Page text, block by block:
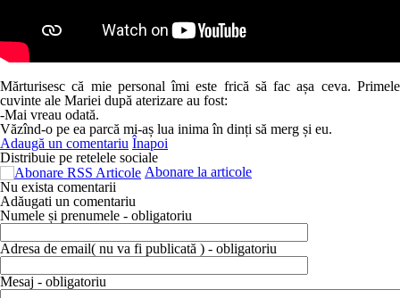
Mărturisesc că mie personal îmi este frică să fac așa ceva. Primele
cuvinte ale Mariei după aterizare au fost:
-Mai vreau odată.
Văzînd-o pe ea parcă mi-aș lua inima în dinți să merg și eu.
Adaugă un comentariu Înapoi
Distribuie pe retelele sociale
Abonare la articole
Nu exista comentarii
Adăugati un comentariu
Numele și prenumele - obligatoriu
Adresa de email( nu va fi publicată ) - obligatoriu
Mesaj - obligatoriu